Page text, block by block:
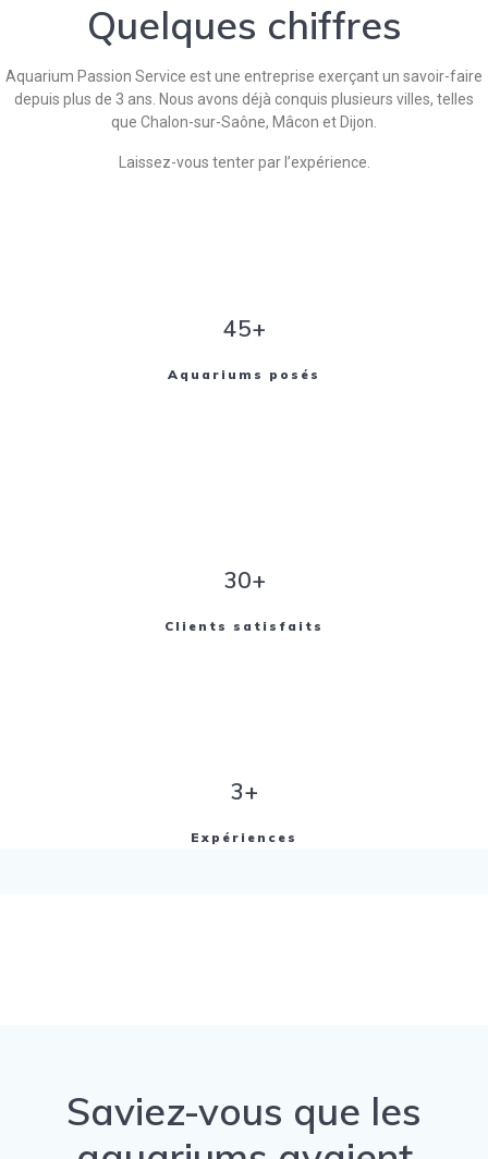
Quelques chiffres
Aquarium Passion Service est une entreprise exerçant un savoir-faire
depuis plus de 3 ans. Nous avons déjà conquis plusieurs villes, telles
que Chalon-sur-Saône, Mâcon et Dijon.
Laissez-vous tenter par l’expérience.
45+
Aquariums posés
30+
Clients satisfaits
3+
Expériences
Saviez-vous que les